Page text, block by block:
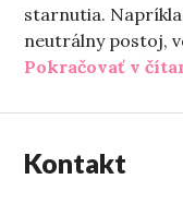
starnutia.
neutrálny postoj,
Pokračovať v
Kontakt